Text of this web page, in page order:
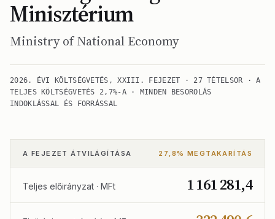
Minisztérium
Ministry of National Economy
2026. ÉVI KÖLTSÉGVETÉS, XXIII. FEJEZET · 27 TÉTELSOR · A
TELJES KÖLTSÉGVETÉS 2,7%-A · MINDEN BESOROLÁS
INDOKLÁSSAL ÉS FORRÁSSAL
A FEJEZET ÁTVILÁGÍTÁSA 27,8% MEGTAKARÍTÁS
Teljes előirányzat · MFt 1 161 281,4